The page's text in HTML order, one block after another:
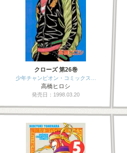
クローズ 第26巻
少年チャンピオン・コミックス…
高橋ヒロシ
発売日：1998.03.20